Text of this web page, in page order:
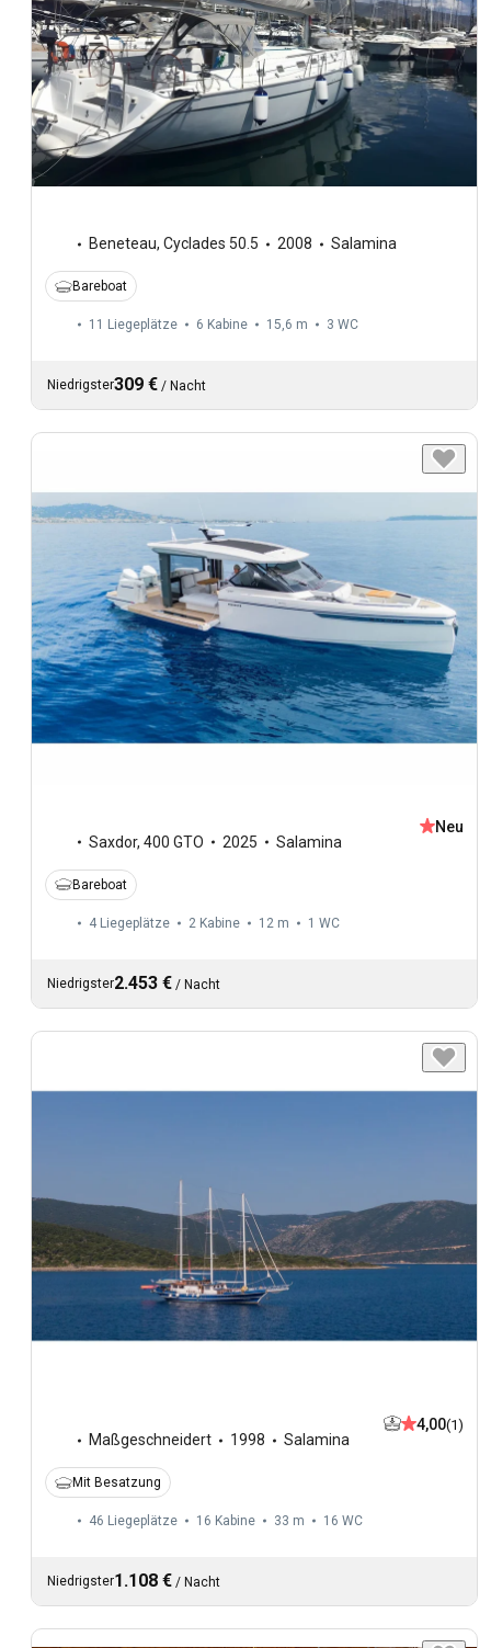
Beneteau, Cyclades 50.5 2008 Salamina
Bareboat
11 Liegeplätze 6 Kabine 15,6 m 3 WC
Niedrigster309 € / Nacht
Saxdor, 400 GTO 2025 Salamina
Neu
Bareboat
4 Liegeplätze 2 Kabine 12 m 1 WC
Niedrigster2.453 € / Nacht
Maßgeschneidert 1998 Salamina
4,00(1)
Mit Besatzung
46 Liegeplätze 16 Kabine 33 m 16 WC
Niedrigster1.108 € / Nacht